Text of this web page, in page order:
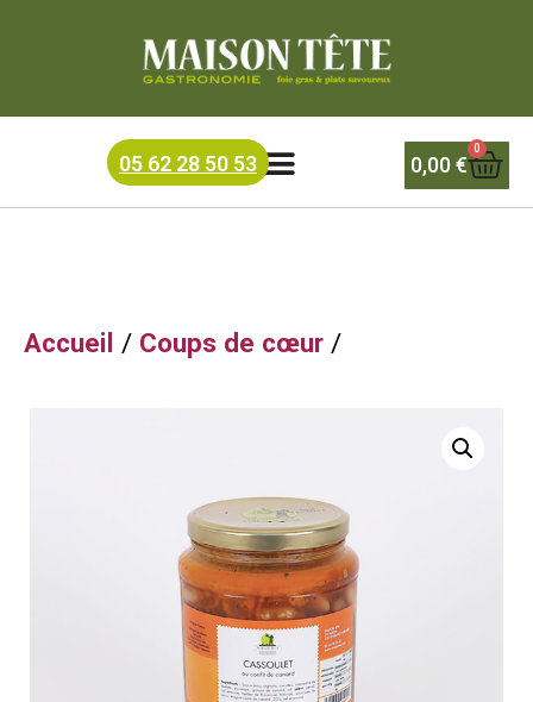
05 62 28 50 53 0,00€
0
Recettes du terroir/ CASSOULET confit canard
Accueil / Coups de cœur /